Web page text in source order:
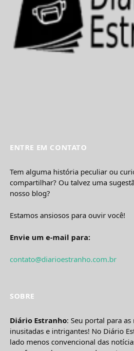
ENTRE EM CONTATO
Tem alguma história peculiar ou
compartilhar? Ou talvez uma
nosso blog?
Estamos ansiosos para ouvir você!
Envie um e-mail para:
contato@diarioestranho.com.br
SOBRE
Diário Estranho: Seu portal para
inusitadas e intrigantes! No Diário
lado menos convencional das